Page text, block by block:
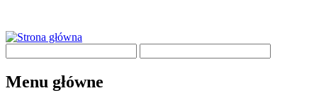
Menu główne